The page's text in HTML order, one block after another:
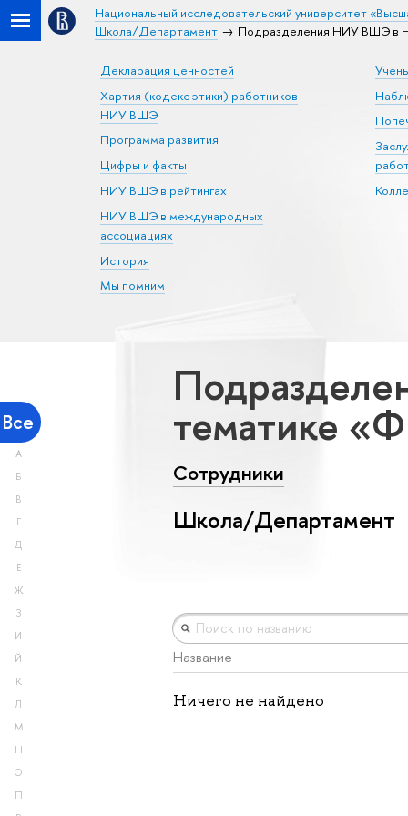
Национальный исследовательский университет
Школа/Департамент
Подразделения НИУ ВШЭ в
Декларация ценностей
Хартия (кодекс этики) работников
НИУ ВШЭ
Программа развития
Цифры и факты
НИУ ВШЭ в рейтингах
НИУ ВШЭ в международных
ассоциациях
История
Мы помним
Все
А
Б
В
Г
Д
Е
Ж
З
И
Й
К
Л
М
Н
О
П
тематике
Сотрудники
Школа/Департамент
Название
Ничего не найдено